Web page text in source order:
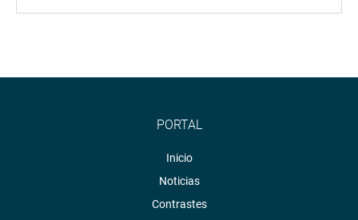
PORTAL
Inicio
Noticias
Contrastes